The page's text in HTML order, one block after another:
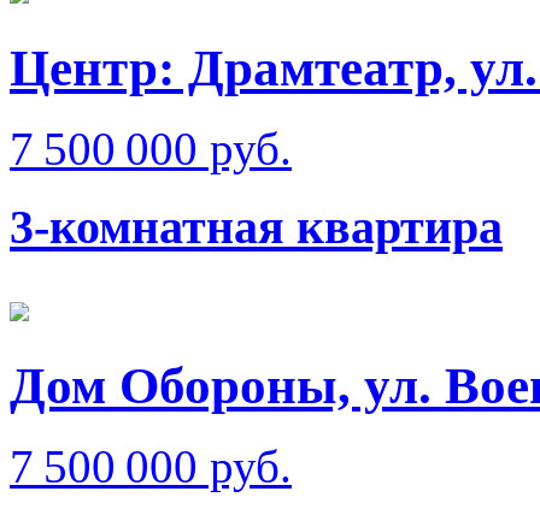
Центр: Драмтеатр,
7 500 000 руб.
3-комнатная квартира
Дом Обороны, ул.
7 500 000 руб.